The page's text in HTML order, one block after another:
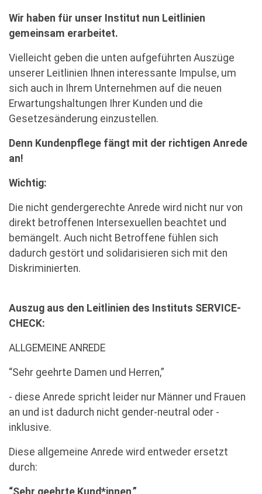
Wir haben für unser Institut nun Leitlinien
gemeinsam erarbeitet.
Vielleicht geben die unten aufgeführten Auszüge
unserer Leitlinien Ihnen interessante Impulse, um
sich auch in Ihrem Unternehmen auf die neuen
Erwartungshaltungen Ihrer Kunden und die
Gesetzesänderung einzustellen.
Denn Kundenpflege fängt mit der richtigen Anrede
an!
Wichtig:
Die nicht gendergerechte Anrede wird nicht nur von
direkt betroffenen Intersexuellen beachtet und
bemängelt. Auch nicht Betroffene fühlen sich
dadurch gestört und solidarisieren sich mit den
Diskriminierten.
Auszug aus den Leitlinien des Instituts SERVICE-
CHECK:
ALLGEMEINE ANREDE
“Sehr geehrte Damen und Herren,”
- diese Anrede spricht leider nur Männer und Frauen
an und ist dadurch nicht gender-neutral oder -
inklusive.
Diese allgemeine Anrede wird entweder ersetzt
durch:
“Sehr geehrte Kund*innen,”